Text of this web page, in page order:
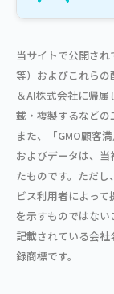
当サイトで公開さ
等）およびこれらの
＆AI株式会社に帰
載・複製するなどの
また、「GMO顧客
およびデータは、
たものです。ただ
ビス利用者によっ
を示すものではない
記載されている会
録商標です。